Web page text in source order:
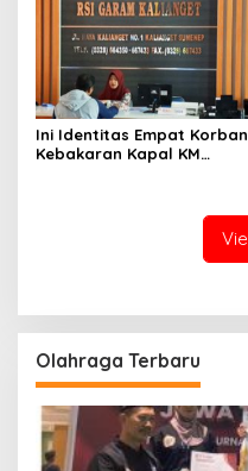
Ini Identitas Empat Korban
Kebakaran Kapal KM
Olahraga Terbaru